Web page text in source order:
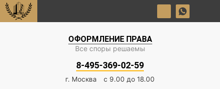
ОФОРМЛЕНИЕ ПРАВА
Все споры решаемы
8-495-369-02-59
г. Москва с 9.00 до 18.00